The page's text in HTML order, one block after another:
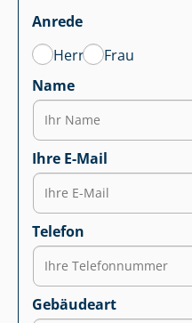
Anrede
Herr
Frau
Name
Ihre E-Mail
Telefon
Gebäudeart